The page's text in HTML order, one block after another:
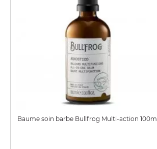
Baume soin barbe Bullfrog Multi-action 100ml